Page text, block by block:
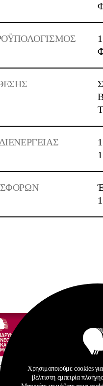
Χρησιμοποιούμε cookies
βέλτιστη εμπειρία